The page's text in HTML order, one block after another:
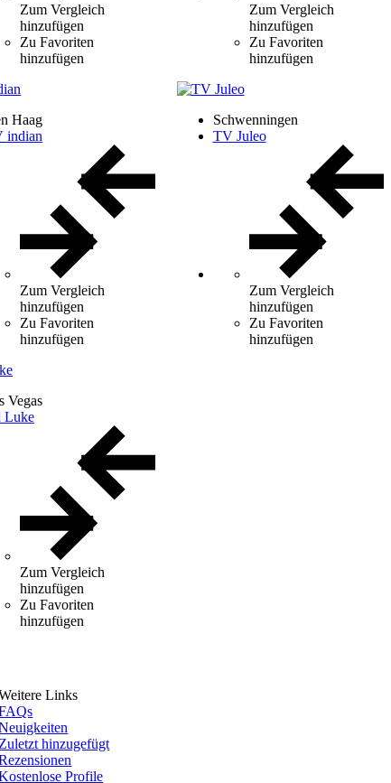
Zum Vergleich
hinzufügen
Zu Favoriten
hinzufügen
Zum Vergleich
hinzufügen
Zu Favoriten
hinzufügen
Haag
indian
Zum Vergleich
hinzufügen
Zu Favoriten
hinzufügen
Schwenningen
TV Juleo
Zum Vergleich
hinzufügen
Zu Favoriten
hinzufügen
Vegas
Luke
Zum Vergleich
hinzufügen
Zu Favoriten
hinzufügen
Links
Zuletzt hinzugefügt
Profile